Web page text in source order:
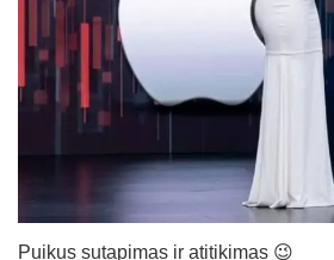
Puikus sutapimas ir atitikimas 😉